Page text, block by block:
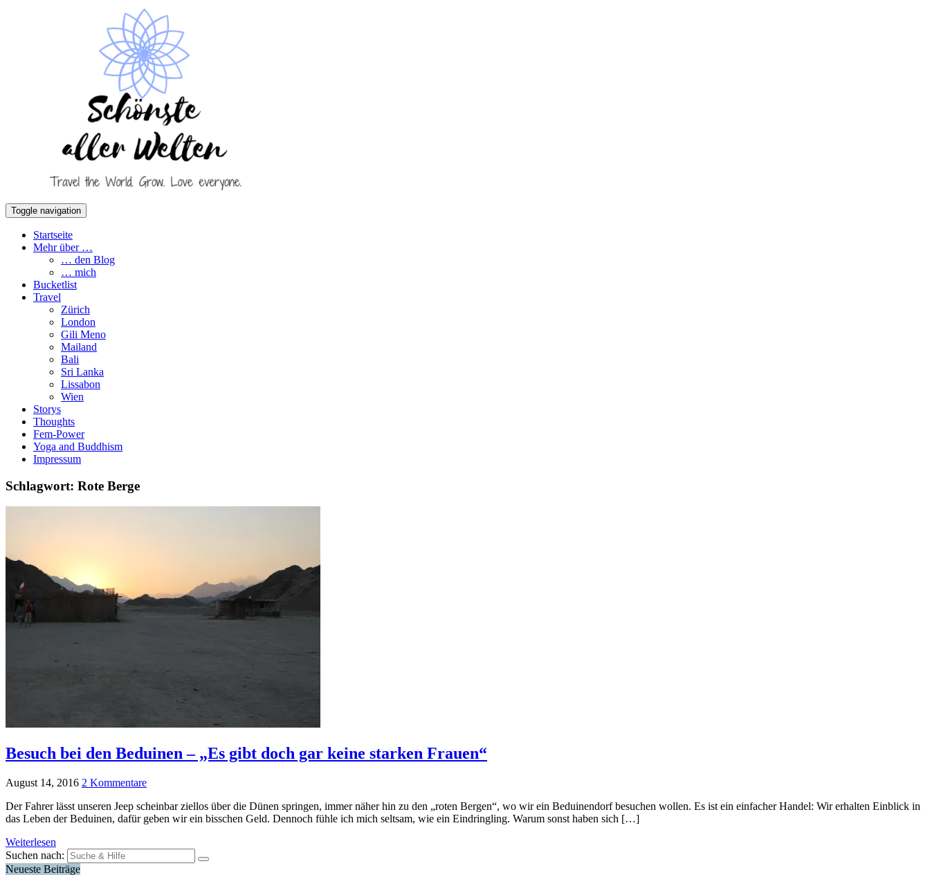
Toggle navigation
Startseite
Mehr über …
… den Blog
… mich
Bucketlist
Travel
Zürich
London
Gili Meno
Mailand
Bali
Sri Lanka
Lissabon
Wien
Storys
Thoughts
Fem-Power
Yoga and Buddhism
Impressum
Schlagwort: Rote Berge
Besuch bei den Beduinen – „Es gibt doch gar keine starken Frauen“
August 14, 2016 2 Kommentare
Der Fahrer lässt unseren Jeep scheinbar ziellos über die Dünen springen, immer näher hin zu den „roten Bergen“, wo wir ein Beduinendorf besuchen wollen. Es ist ein einfacher Handel: Wir erhalten Einblick in
das Leben der Beduinen, dafür geben wir ein bisschen Geld. Dennoch fühle ich mich seltsam, wie ein Eindringling. Warum sonst haben sich […]
Weiterlesen
Suchen nach:
Neueste Beiträge